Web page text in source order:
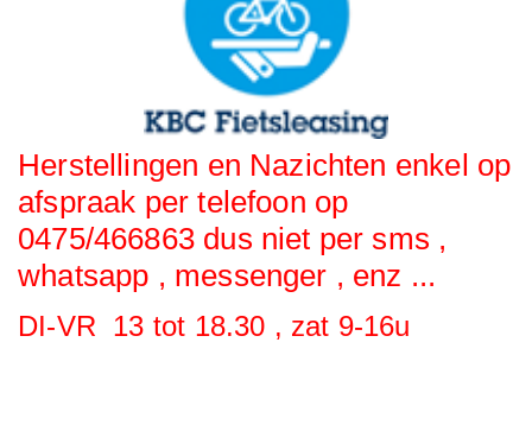
Herstellingen en Nazichten enkel op
afspraak per telefoon op
0475/466863 dus niet per sms ,
whatsapp , messenger , enz ...
DI-VR 13 tot 18.30 , zat 9-16u